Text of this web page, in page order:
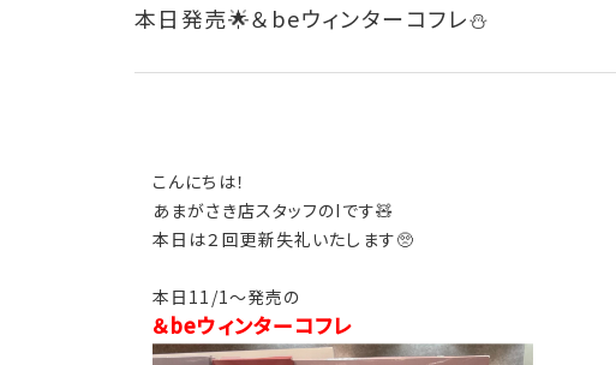
本日発売🌟＆beウィンターコフレ⛄
こんにちは！
あまがさき店スタッフのIです🧸
本日は２回更新失礼いたします🥺
本日11/1～発売の
＆beウィンターコフレ